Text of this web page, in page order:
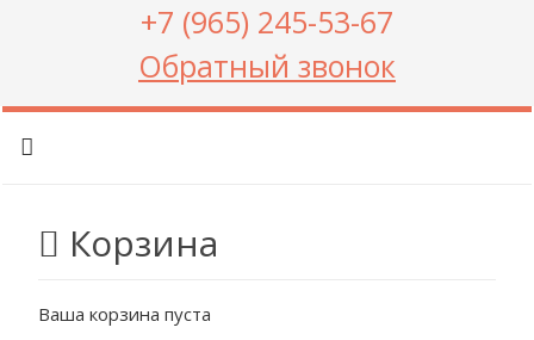
+7 (965) 245-53-67
Обратный звонок
Корзина
Ваша корзина пуста